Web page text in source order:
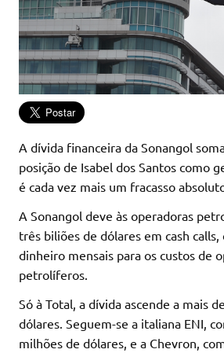
A dívida financeira da Sonangol
posição de Isabel dos Santos como
é cada vez mais um fracasso
A Sonangol deve às operadoras
três biliões de dólares em cash calls,
dinheiro mensais para os custos de
petrolíferos.
Só à Total, a dívida ascende a mais
dólares. Seguem-se a italiana ENI,
milhões de dólares, e a Chevron,